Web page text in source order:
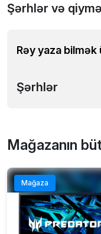
Şərhlər və
Rəy yaza bilmək
Şərhlər
Mağazanın
Mağaza